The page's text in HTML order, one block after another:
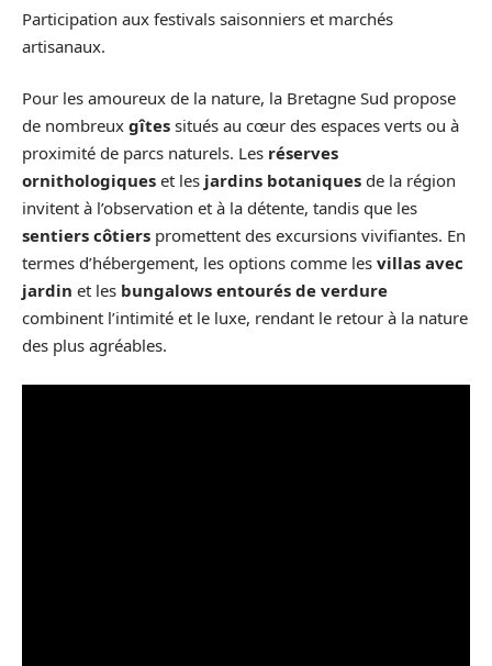
Participation aux festivals saisonniers et marchés
artisanaux.
Pour les amoureux de la nature, la Bretagne Sud propose
de nombreux gîtes situés au cœur des espaces verts ou à
proximité de parcs naturels. Les réserves
ornithologiques et les jardins botaniques de la région
invitent à l’observation et à la détente, tandis que les
sentiers côtiers promettent des excursions vivifiantes. En
termes d’hébergement, les options comme les villas avec
jardin et les bungalows entourés de verdure
combinent l’intimité et le luxe, rendant le retour à la nature
des plus agréables.